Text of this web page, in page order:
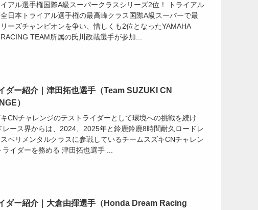
アル選手権国際A級スーパークラスシリーズ2位！ トライアル
日本トライアル選手権の最高峰クラス国際A級スーパーで最
ーズチャンピオンを争い、惜しくも2位となったYAMAHA
TEAM所属の氏川政哉選手が参加...
ダー紹介｜津田拓也選手（Team SUZUKI CN
）
CNチャレンジのテストライダーとして環境への挑戦を続け
レース界からは、2024、2025年と鈴鹿鈴鹿8時間耐久ロードレ
ペリメンタルクラスに参戦しているチームスズキCNチャレン
イダーを務める 津田拓也選手 ...
ダー紹介｜大倉由揮選手（Honda Dream Racing